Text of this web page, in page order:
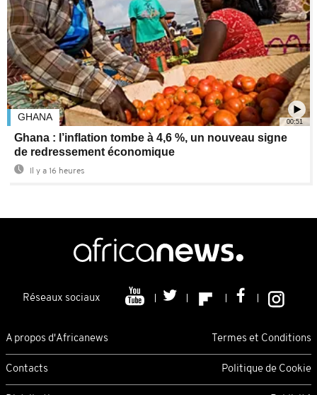
00:51
GHANA
Ghana : l’inflation tombe à 4,6 %, un nouveau signe
de redressement économique
Il y a 16 heures
Réseaux sociaux
A propos d'Africanews Termes et Conditions
Contacts Politique de Cookie